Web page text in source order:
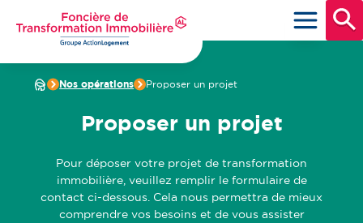
Nos opérations Proposer un projet
Proposer un projet
Pour déposer votre projet de transformation
immobilière, veuillez remplir le formulaire de
contact ci-dessous. Cela nous permettra de mieux
comprendre vos besoins et de vous assister